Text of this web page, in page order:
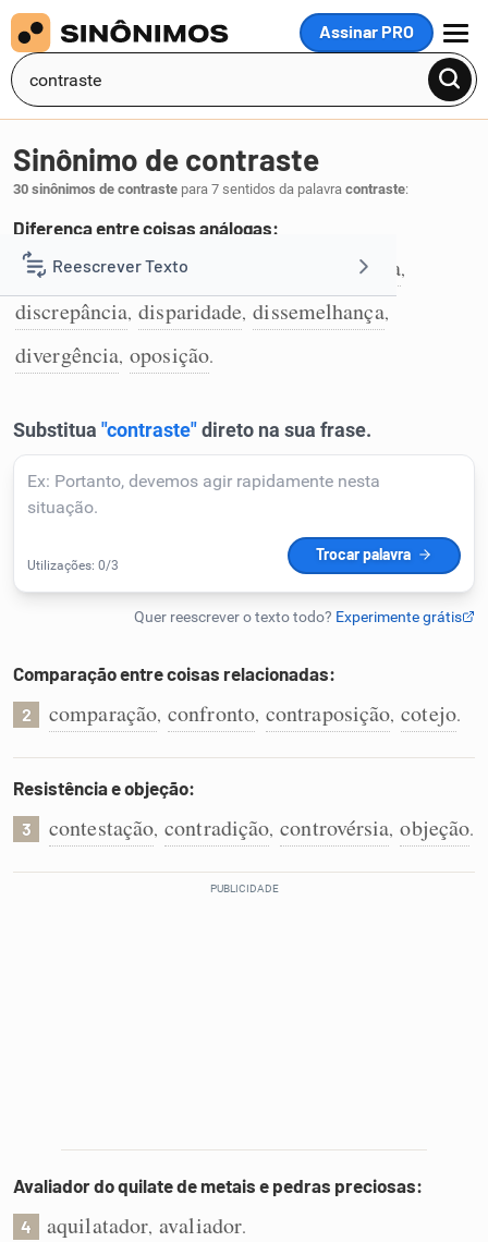
Assinar PRO
MENU
Reescrever Texto
Resumir Texto
Detector de IA
Humanizador de IA
Caça-palavras
Dicionário
Sinônimo de contraste
30 sinônimos de contraste para 7 sentidos da palavra contraste:
Diferença entre coisas análogas:
1 dessemelhança, discordância,
discrepância, disparidade, dissemelhança,
divergência, oposição.
Comparação entre coisas relacionadas:
2 comparação, confronto, contraposição, cotejo.
Resistência e objeção:
3 contestação, contradição, controvérsia, objeção.
Avaliador do quilate de metais e pedras preciosas:
4 aquilatador, avaliador.